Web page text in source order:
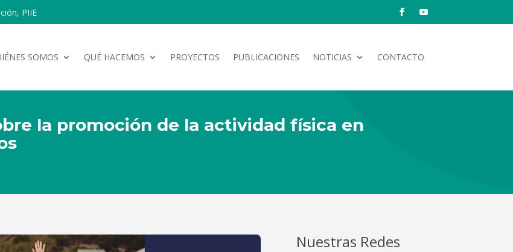
PIIE
SOMOS QUÉ HACEMOS PROYECTOS PUBLICACIONES NOTICIAS CONTACTO
la promoción de la actividad física en
Nuestras Redes